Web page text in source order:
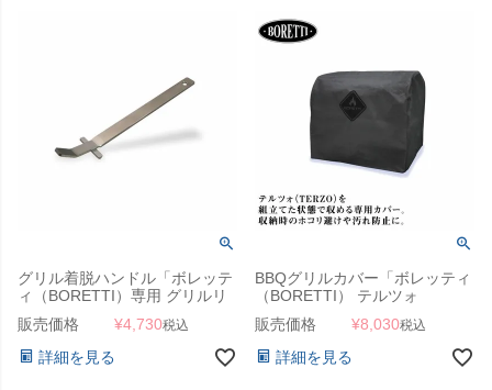
グリル着脱ハンドル「ボレッテ
ィ（BORETTI）専用 グリルリ
フトアップツール」
販売価格 ¥4,730税込
詳細を見る
BBQグリルカバー「ボレッティ
（BORETTI） テルツォ
（TERZO）専用カバー」
販売価格 ¥8,030税込
詳細を見る